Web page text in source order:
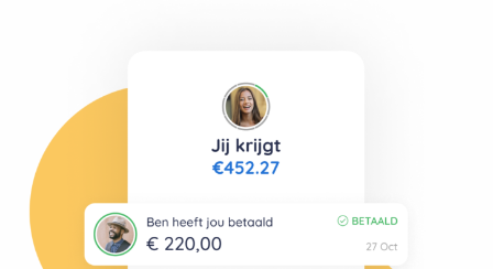
app
Scan de QR code met je telefoon om de
app te downloaden.
Selecteer taal
Kies een taal om naar Splitser te gaan, de
internationale versie van WieBetaaltWat: